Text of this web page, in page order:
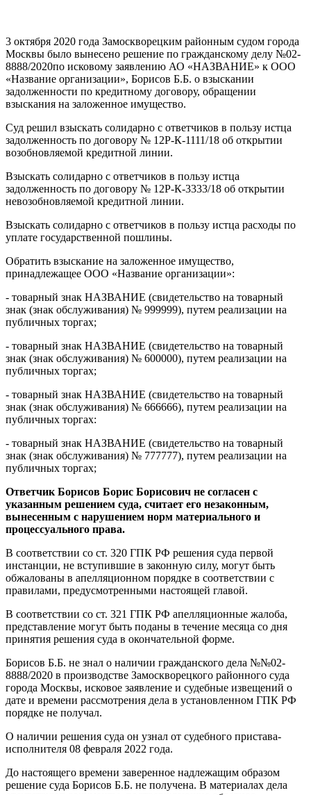
3 октября 2020 года Замоскворецким районным судом города
Москвы было вынесено решение по гражданскому делу №02-
8888/2020по исковому заявлению АО «НАЗВАНИЕ» к ООО
«Название организации», Борисов Б.Б. о взыскании
задолженности по кредитному договору, обращении
взыскания на заложенное имущество.
Суд решил взыскать солидарно с ответчиков в пользу истца
задолженность по договору № 12Р-К-1111/18 об открытии
возобновляемой кредитной линии.
Взыскать солидарно с ответчиков в пользу истца
задолженность по договору № 12Р-К-3333/18 об открытии
невозобновляемой кредитной линии.
Взыскать солидарно с ответчиков в пользу истца расходы по
уплате государственной пошлины.
Обратить взыскание на заложенное имущество,
принадлежащее ООО «Название организации»:
- товарный знак НАЗВАНИЕ (свидетельство на товарный
знак (знак обслуживания) № 999999), путем реализации на
публичных торгах;
- товарный знак НАЗВАНИЕ (свидетельство на товарный
знак (знак обслуживания) № 600000), путем реализации на
публичных торгах;
- товарный знак НАЗВАНИЕ (свидетельство на товарный
знак (знак обслуживания) № 666666), путем реализации на
публичных торгах:
- товарный знак НАЗВАНИЕ (свидетельство на товарный
знак (знак обслуживания) № 777777), путем реализации на
публичных торгах;
Ответчик Борисов Борис Борисович не согласен с
указанным решением суда, считает его незаконным,
вынесенным с нарушением норм материального и
процессуального права.
В соответствии со ст. 320 ГПК РФ решения суда первой
инстанции, не вступившие в законную силу, могут быть
обжалованы в апелляционном порядке в соответствии с
правилами, предусмотренными настоящей главой.
В соответствии со ст. 321 ГПК РФ апелляционные жалоба,
представление могут быть поданы в течение месяца со дня
принятия решения суда в окончательной форме.
Борисов Б.Б. не знал о наличии гражданского дела №№02-
8888/2020 в производстве Замоскворецкого районного суда
города Москвы, исковое заявление и судебные извещений о
дате и времени рассмотрения дела в установленном ГПК РФ
порядке не получал.
О наличии решения суда он узнал от судебного пристава-
исполнителя 08 февраля 2022 года.
До настоящего времени заверенное надлежащим образом
решение суда Борисов Б.Б. не получена. В материалах дела